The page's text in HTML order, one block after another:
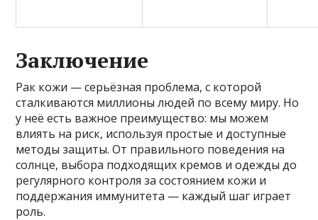
Заключение
Рак кожи — серьёзная проблема, с которой
сталкиваются миллионы людей по всему миру. Но
у неё есть важное преимущество: мы можем
влиять на риск, используя простые и доступные
методы защиты. От правильного поведения на
солнце, выбора подходящих кремов и одежды до
регулярного контроля за состоянием кожи и
поддержания иммунитета — каждый шаг играет
роль.